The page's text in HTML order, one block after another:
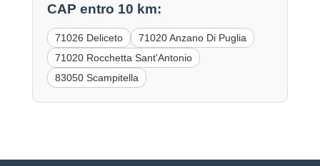
CAP entro 10 km:
71026 Deliceto
71020 Anzano Di Puglia
71020 Rocchetta Sant'Antonio
83050 Scampitella